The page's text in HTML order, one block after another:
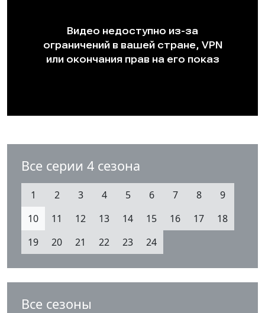
Все серии 4 сезона
1 2 3 4 5 6 7 8
9
10
11 12 13 14 15 16 17
18
19
20 21 22 23 24
Все сезоны